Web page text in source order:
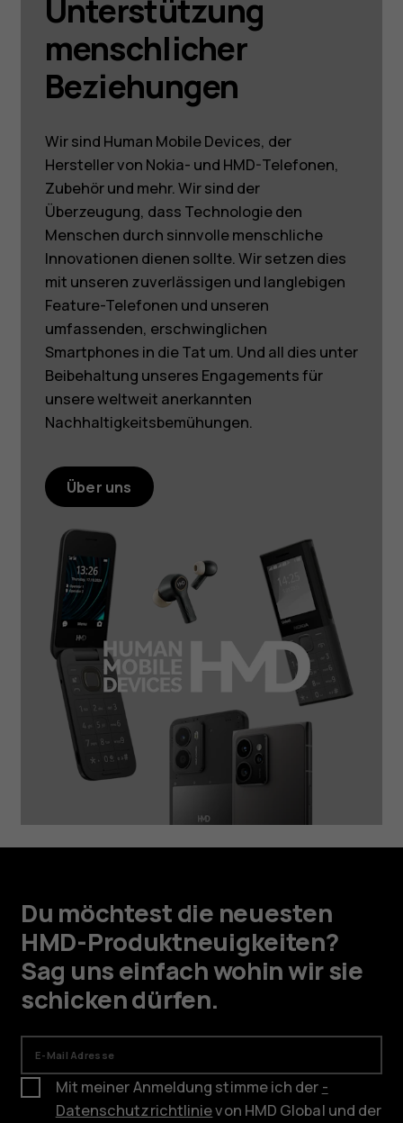
Unterstützung
menschlicher
Beziehungen
Wir sind Human Mobile Devices, der
Hersteller von Nokia- und HMD-Telefonen,
Zubehör und mehr. Wir sind der
Überzeugung, dass Technologie den
Menschen durch sinnvolle menschliche
Innovationen dienen sollte. Wir setzen dies
mit unseren zuverlässigen und langlebigen
Feature-Telefonen und unseren
umfassenden, erschwinglichen
Smartphones in die Tat um. Und all dies unter
Beibehaltung unseres Engagements für
unsere weltweit anerkannten
Nachhaltigkeitsbemühungen.
Über uns
Du möchtest die neuesten
HMD-Produktneuigkeiten?
Sag uns einfach wohin wir sie
schicken dürfen.
E-Mail Adresse
Mit meiner Anmeldung stimme ich der -
Datenschutzrichtlinievon HMD Global und der